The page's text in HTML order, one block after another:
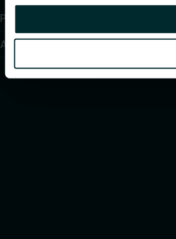
Privacy beleid
Algemene voorwaarden